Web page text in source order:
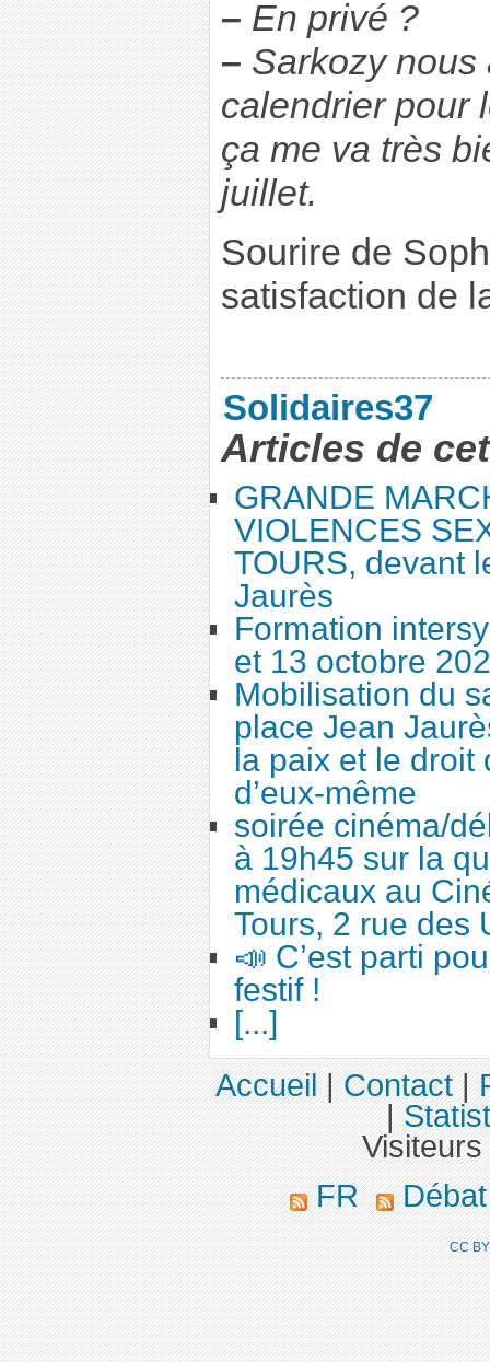
– En privé ?
– Sarkozy nous
calendrier pour
ça me va très
juillet.
Sourire de
satisfaction de
Solidaires37
Articles de
GRANDE
VIOLENCES
TOURS, devant
Jaurès
Formation
et 13 octobre
Mobilisation du
place Jean
la paix et le droit
d’eux-même
soirée cinéma/
à 19h45 sur la
médicaux au
Tours, 2 rue des
📣 C’est parti
festif !
[...]
Accueil|Contact|
|
FR
CC